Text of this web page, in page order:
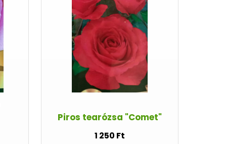
Piros tearózsa "Comet"
1 250 Ft